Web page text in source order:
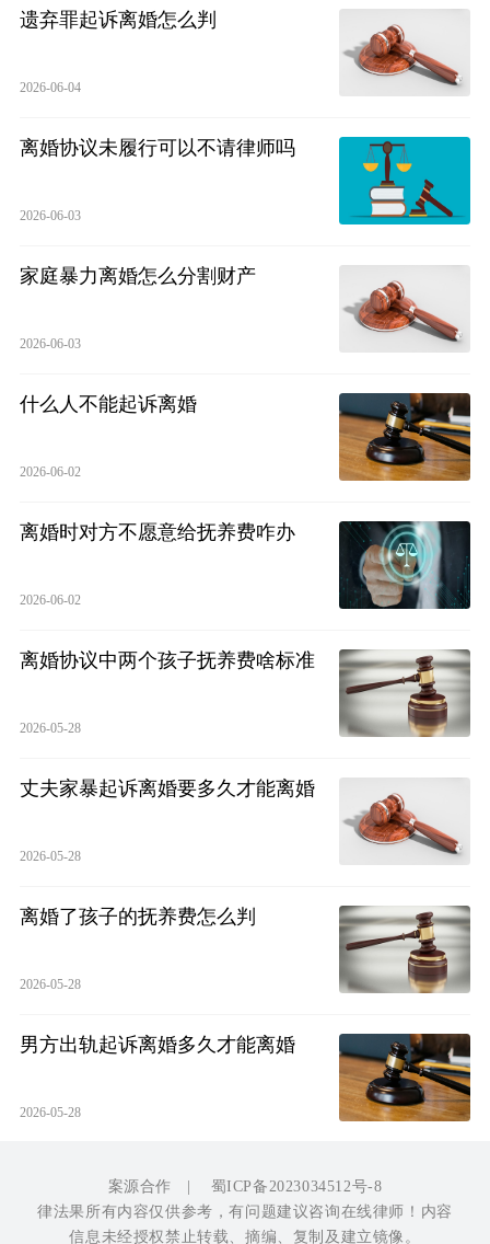
遗弃罪起诉离婚怎么判
2026-06-04
离婚协议未履行可以不请律师吗
2026-06-03
家庭暴力离婚怎么分割财产
2026-06-03
什么人不能起诉离婚
2026-06-02
离婚时对方不愿意给抚养费咋办
2026-06-02
离婚协议中两个孩子抚养费啥标准
2026-05-28
丈夫家暴起诉离婚要多久才能离婚
2026-05-28
离婚了孩子的抚养费怎么判
2026-05-28
男方出轨起诉离婚多久才能离婚
2026-05-28
案源合作 | 蜀ICP备2023034512号-8
律法果所有内容仅供参考，有问题建议咨询在线律师！内容
信息未经授权禁止转载、摘编、复制及建立镜像。